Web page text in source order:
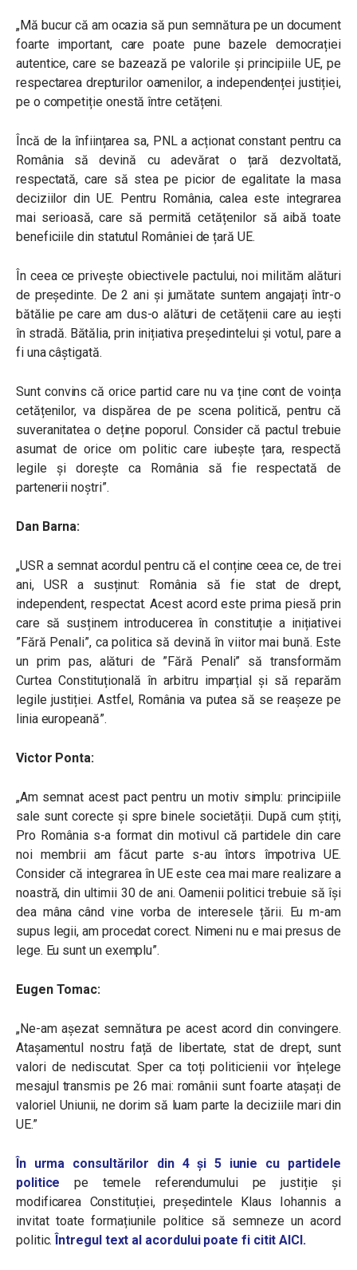
„Mă bucur că am ocazia să pun semnătura pe un document
foarte important, care poate pune bazele democrației
autentice, care se bazează pe valorile și principiile UE, pe
respectarea drepturilor oamenilor, a independenței justiției,
pe o competiție onestă între cetățeni.
Încă de la înființarea sa, PNL a acționat constant pentru ca
România să devină cu adevărat o țară dezvoltată,
respectată, care să stea pe picior de egalitate la masa
deciziilor din UE. Pentru România, calea este integrarea
mai serioasă, care să permită cetățenilor să aibă toate
beneficiile din statutul României de țară UE.
În ceea ce privește obiectivele pactului, noi milităm alături
de președinte. De 2 ani și jumătate suntem angajați într-o
bătălie pe care am dus-o alături de cetățenii care au iești
în stradă. Bătălia, prin inițiativa președintelui și votul, pare a
fi una câștigată.
Sunt convins că orice partid care nu va ține cont de voința
cetățenilor, va dispărea de pe scena politică, pentru că
suveranitatea o deține poporul. Consider că pactul trebuie
asumat de orice om politic care iubește țara, respectă
legile și dorește ca România să fie respectată de
partenerii noștri”.
Dan Barna:
„USR a semnat acordul pentru că el conține ceea ce, de trei
ani, USR a susținut: România să fie stat de drept,
independent, respectat. Acest acord este prima piesă prin
care să susținem introducerea în constituție a inițiativei
”Fără Penali”, ca politica să devină în viitor mai bună. Este
un prim pas, alături de ”Fără Penali” să transformăm
Curtea Constituțională în arbitru imparțial și să reparăm
legile justiției. Astfel, România va putea să se reașeze pe
linia europeană”.
Victor Ponta:
„Am semnat acest pact pentru un motiv simplu: principiile
sale sunt corecte și spre binele societății. După cum știți,
Pro România s-a format din motivul că partidele din care
noi membrii am făcut parte s-au întors împotriva UE.
Consider că integrarea în UE este cea mai mare realizare a
noastră, din ultimii 30 de ani. Oamenii politici trebuie să își
dea mâna când vine vorba de interesele țării. Eu m-am
supus legii, am procedat corect. Nimeni nu e mai presus de
lege. Eu sunt un exemplu”.
Eugen Tomac:
„Ne-am așezat semnătura pe acest acord din convingere.
Atașamentul nostru față de libertate, stat de drept, sunt
valori de nediscutat. Sper ca toți politicienii vor înțelege
mesajul transmis pe 26 mai: românii sunt foarte atașați de
valoriel Uniunii, ne dorim să luam parte la deciziile mari din
UE.”
În urma consultărilor din 4 și 5 iunie cu partidele
politice
pe temele referendumului pe justiție și
modificarea Constituției, președintele Klaus Iohannis a
invitat toate formațiunile politice să semneze un acord
politic. Întregul text al acordului poate fi citit AICI.